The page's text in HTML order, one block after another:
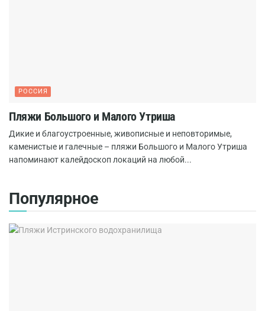
РОССИЯ
Пляжи Большого и Малого Утриша
Дикие и благоустроенные, живописные и неповторимые,
каменистые и галечные – пляжи Большого и Малого Утриша
напоминают калейдоскоп локаций на любой...
Популярное